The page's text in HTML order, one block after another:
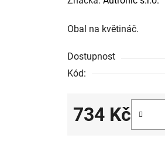
je
z
5
Obal na květináč.
Dostupnost
Kód:
734 Kč